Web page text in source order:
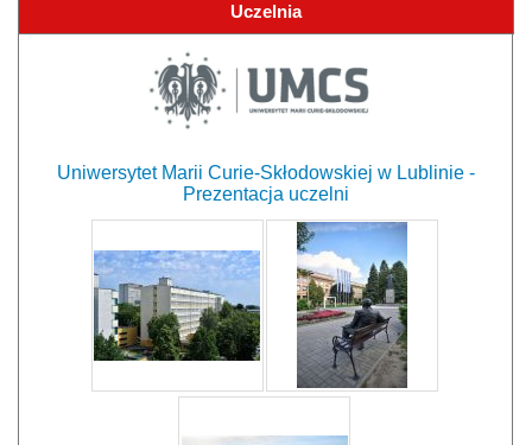
Uczelnia
Uniwersytet Marii Curie-Skłodowskiej w Lublinie -
Prezentacja uczelni